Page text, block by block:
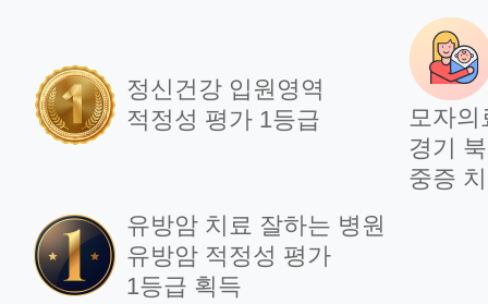
정신건강 입원영역
적정성 평가 1등급
모자
경기
중증
유방암 치료 잘하는 병원
유방암 적정성 평가
1등급 획득